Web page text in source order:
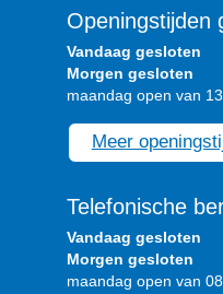
Openingstijden
Vandaag gesloten
Morgen gesloten
maandag open van
Meer
Telefonische
Vandaag gesloten
Morgen gesloten
maandag open van